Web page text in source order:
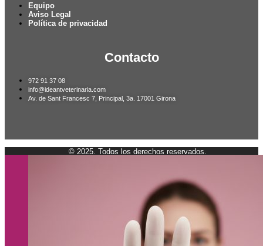
Equipo
Aviso Legal
Política de privacidad
Contacto
972 91 37 08
info@ideantveterinaria.com
Av. de Sant Francesc 7, Principal, 3a. 17001 Girona
© 2025. Todos los derechos reservados.